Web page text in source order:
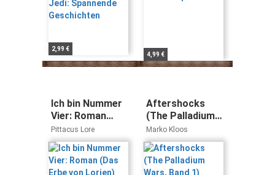
2,99 €
4,99 €
Ich bin Nummer
Vier: Roman
(Das Erbe von
Lorien)
Pittacus Lore
Aftershocks
(The Palladium
Wars, Band 1)
Marko Kloos